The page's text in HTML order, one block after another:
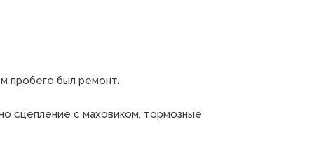
пробеге был ремонт.
сцепление с маховиком, тормозные